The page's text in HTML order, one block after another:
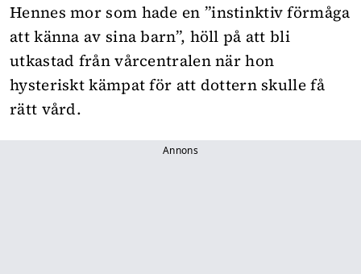
Hennes mor som hade en ”instinktiv förmåga
att känna av sina barn”, höll på att bli
utkastad från vårcentralen när hon
hysteriskt kämpat för att dottern skulle få
rätt vård.
Annons